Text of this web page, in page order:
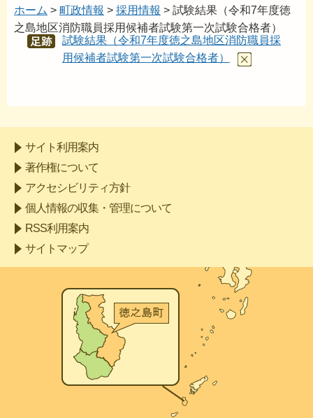
ホーム > 町政情報 > 採用情報 > 試験結果（令和7年度徳
之島地区消防職員採用候補者試験第一次試験合格者）
あし
試験結果（令和7年度徳之島地区消防職員採
用候補者試験第一次試験合格者）
サイト利用案内
著作権について
アクセシビリティ方針
個人情報の収集・管理について
RSS利用案内
サイトマップ